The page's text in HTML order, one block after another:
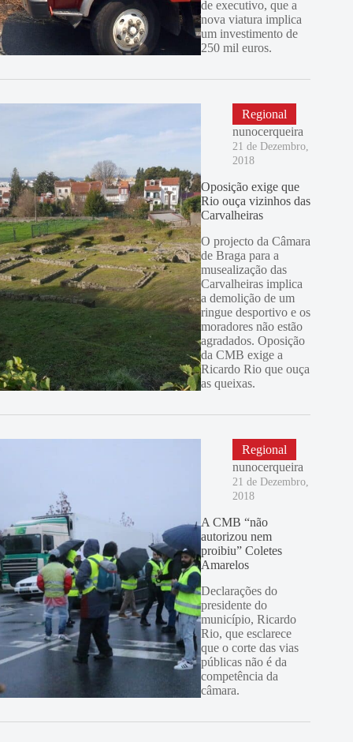
de executivo, que a
nova viatura implica
um investimento de
250 mil euros.
Regional
nunocerqueira
21 de Dezembro,
2018
Oposição exige que
Rio ouça vizinhos das
Carvalheiras
O projecto da Câmara
de Braga para a
musealização das
Carvalheiras implica
a demolição de um
ringue desportivo e os
moradores não estão
agradados. Oposição
da CMB exige a
Ricardo Rio que ouça
as queixas.
Regional
nunocerqueira
21 de Dezembro,
2018
A CMB “não
autorizou nem
proibiu” Coletes
Amarelos
Declarações do
presidente do
município, Ricardo
Rio, que esclarece
que o corte das vias
públicas não é da
competência da
câmara.